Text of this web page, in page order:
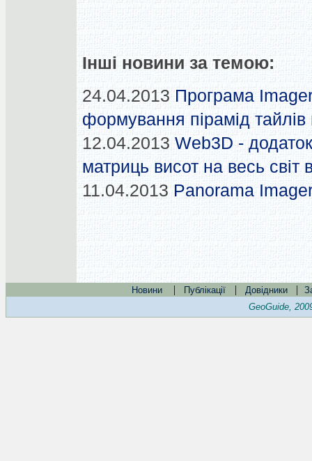
Інші новини за темою:
24.04.2013 Програма
формування пірамід тайлів
12.04.2013 Web3D -
матриць висот на весь
11.04.2013 Panorama
Новини | Публікації | Довідники |
GeoGuide,